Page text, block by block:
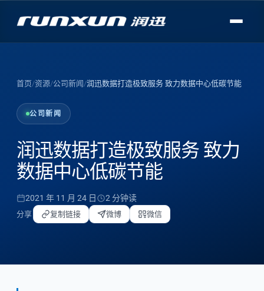
首页/资源/公司新闻 /润迅数据打造极致服务 致力数据中心低碳节能
公司新闻
润迅数据打造极致服务 致力
数据中心低碳节能
2021 年 11 月 24 日 2 分钟读
分享 复制链接 微博 微信